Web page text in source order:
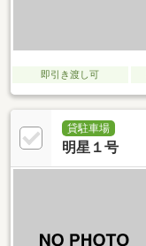
即引き渡し可
貸駐車場
明星１号